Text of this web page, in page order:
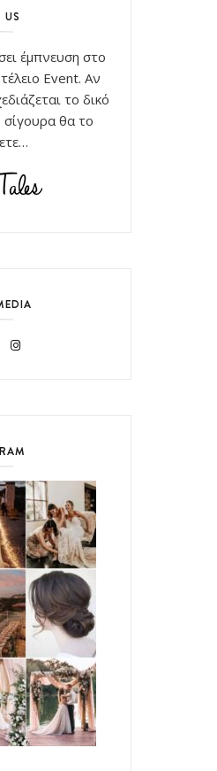
US
έμπνευση στο
Event. Αν
το δικό
θα το